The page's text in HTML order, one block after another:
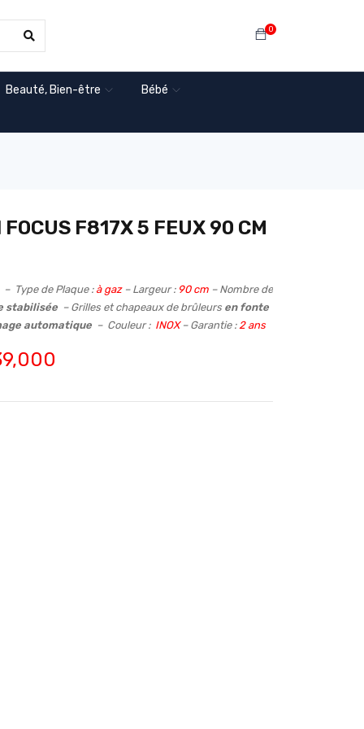
0
Beauté, Bien-être
Bébé
F817X 5 FEUX 90 CM
– Type de Plaque : à gaz– Largeur : 90 cm – Nombre de
stabilisée – Grilles et chapeaux de brûleurs en fonte
automatique – Couleur :INOX– Garantie :2 ans